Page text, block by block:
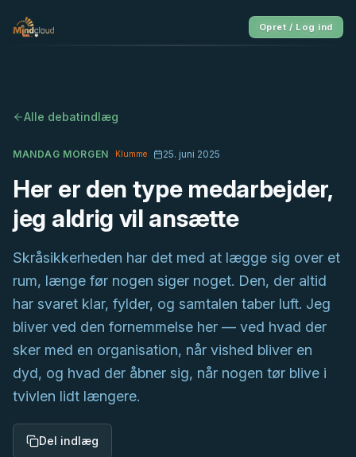
Opret / Log ind
Alle debatindlæg
MANDAG MORGEN Klumme 25. juni 2025
Her er den type medarbejder,
jeg aldrig vil ansætte
Skråsikkerheden har det med at lægge sig over et
rum, længe før nogen siger noget. Den, der altid
har svaret klar, fylder, og samtalen taber luft. Jeg
bliver ved den fornemmelse her — ved hvad der
sker med en organisation, når vished bliver en
dyd, og hvad der åbner sig, når nogen tør blive i
tvivlen lidt længere.
Del indlæg